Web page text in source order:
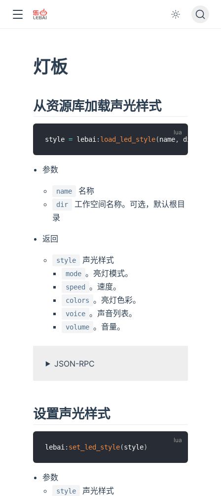
灯板
从资源库加载声光样式
style = lebai : load_led_style(name, dir
参数
name 名称
dir
工作空间名称。可选，默认根目
录
返回
style 声光样式
mode 。亮灯模式。
speed 。速度。
colors 。亮灯色彩。
voice 。声音列表。
volume 。音量。
JSON-RPC
设置声光样式
lebai : set_led_style(style)
参数
style 声光样式